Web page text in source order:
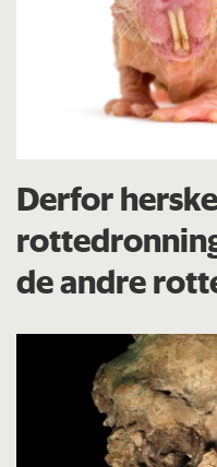
Derfor
de andre